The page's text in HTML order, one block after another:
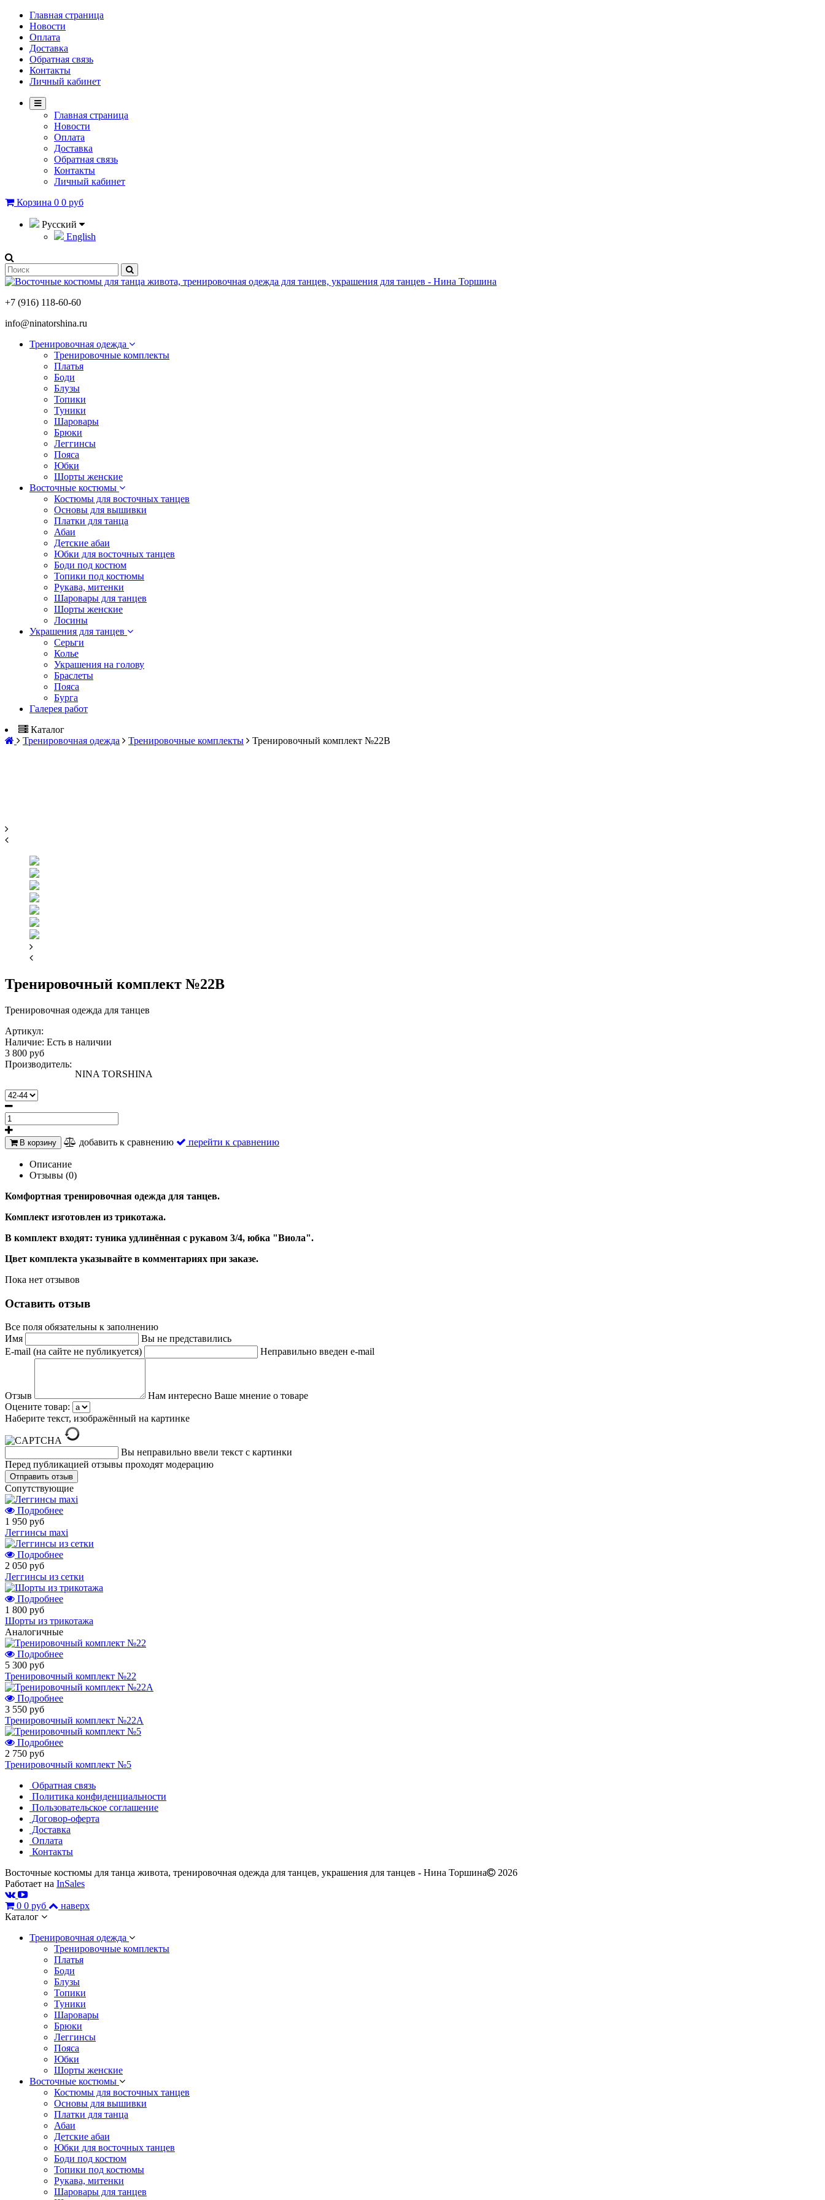
Главная страница
Новости
Оплата
Доставка
Обратная связь
Контакты
Личный кабинет
Главная страница
Новости
Оплата
Доставка
Обратная связь
Контакты
Личный кабинет
Корзина 0 0 руб
Русский
English
+7 (916) 118-60-60
info@ninatorshina.ru
Тренировочная одежда
Тренировочные комплекты
Платья
Боди
Блузы
Топики
Туники
Шаровары
Брюки
Леггинсы
Пояса
Юбки
Шорты женские
Восточные костюмы
Костюмы для восточных танцев
Основы для вышивки
Платки для танца
Абаи
Детские абаи
Юбки для восточных танцев
Боди под костюм
Топики под костюмы
Рукава, митенки
Шаровары для танцев
Шорты женские
Лосины
Украшения для танцев
Серьги
Колье
Украшения на голову
Браслеты
Пояса
Бурга
Галерея работ
Каталог
Тренировочная одежда
Тренировочные комплекты Тренировочный комплект №22B
Тренировочный комплект №22B
Тренировочная одежда для танцев
Артикул:
Наличие: Есть в наличии
3 800 руб
Производитель:
NINA TORSHINA
В корзину добавить к сравнению перейти к сравнению
Описание
Отзывы (0)
Комфортная тренировочная одежда для танцев.
Комплект изготовлен из трикотажа.
В комплект входят: туника удлинённая с рукавом 3/4, юбка "Виола".
Цвет комплекта указывайте в комментариях при заказе.
Пока нет отзывов
Оставить отзыв
Все поля обязательны к заполнению
Имя
Вы не представились
E-mail (на сайте не публикуется)
Неправильно введен e-mail
Отзыв
Нам интересно Ваше мнение о товаре
Оцените товар:
Наберите текст, изображённый на картинке
Вы неправильно ввели текст с картинки
Перед публикацией отзывы проходят модерацию
Cопутствующие
Подробнее
1 950 руб
Леггинсы maxi
Подробнее
2 050 руб
Леггинсы из сетки
Подробнее
1 800 руб
Шорты из трикотажа
Аналогичные
Подробнее
5 300 руб
Тренировочный комплект №22
Подробнее
3 550 руб
Тренировочный комплект №22А
Подробнее
2 750 руб
Тренировочный комплект №5
Обратная связь
Политика конфиденциальности
Пользовательское соглашение
Договор-оферта
Доставка
Оплата
Контакты
Восточные костюмы для танца живота, тренировочная одежда для танцев, украшения для танцев - Нина Торшина
2026
Работает на InSales
0 0 руб
наверх
Каталог
Тренировочная одежда
Тренировочные комплекты
Платья
Боди
Блузы
Топики
Туники
Шаровары
Брюки
Леггинсы
Пояса
Юбки
Шорты женские
Восточные костюмы
Костюмы для восточных танцев
Основы для вышивки
Платки для танца
Абаи
Детские абаи
Юбки для восточных танцев
Боди под костюм
Топики под костюмы
Рукава, митенки
Шаровары для танцев